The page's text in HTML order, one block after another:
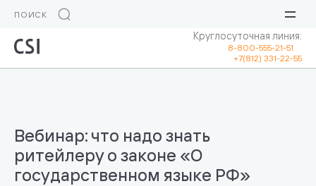
Круглосуточная линия:
8-800-555-21-51
+7(812) 331-22-55
Вебинар: что надо знать
ритейлеру о законе «О
государственном языке РФ»